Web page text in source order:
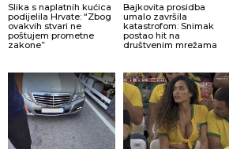
Slika s naplatnih kućica
podijelila Hrvate: “Zbog
ovakvih stvari ne
poštujem prometne
zakone”
Bajkovita prosidba
umalo završila
katastrofom: Snimak
postao hit na
društvenim mrežama